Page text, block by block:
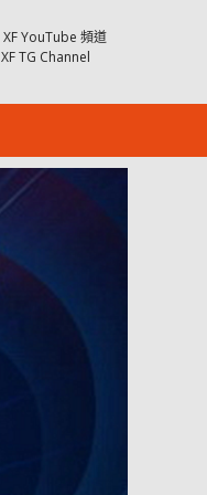
XF YouTube 頻道
XF TG Channel